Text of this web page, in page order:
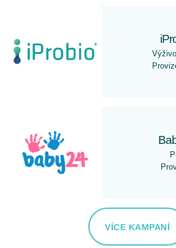
VÍCE KAMPANÍ